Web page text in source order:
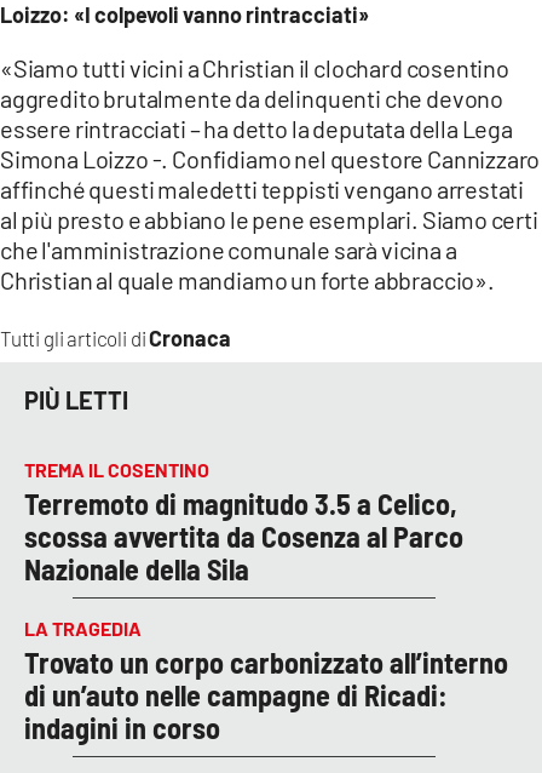
Tutti gli articoli diCronaca
Loizzo: «I colpevoli vanno rintracciati»
«Siamo tutti vicini a Christian il clochard cosentino
aggredito brutalmente da delinquenti che devono
essere rintracciati – ha detto la deputata della Lega
Simona Loizzo -. Confidiamo nel questore Cannizzaro
affinché questi maledetti teppisti vengano arrestati
al più presto e abbiano le pene esemplari. Siamo certi
che l'amministrazione comunale sarà vicina a
Christian al quale mandiamo un forte abbraccio».
PIÙ LETTI
TREMA IL COSENTINO
Terremoto di magnitudo 3.5 a Celico,
scossa avvertita da Cosenza al Parco
Nazionale della Sila
LA TRAGEDIA
Trovato un corpo carbonizzato all’interno
di un’auto nelle campagne di Ricadi:
indagini in corso